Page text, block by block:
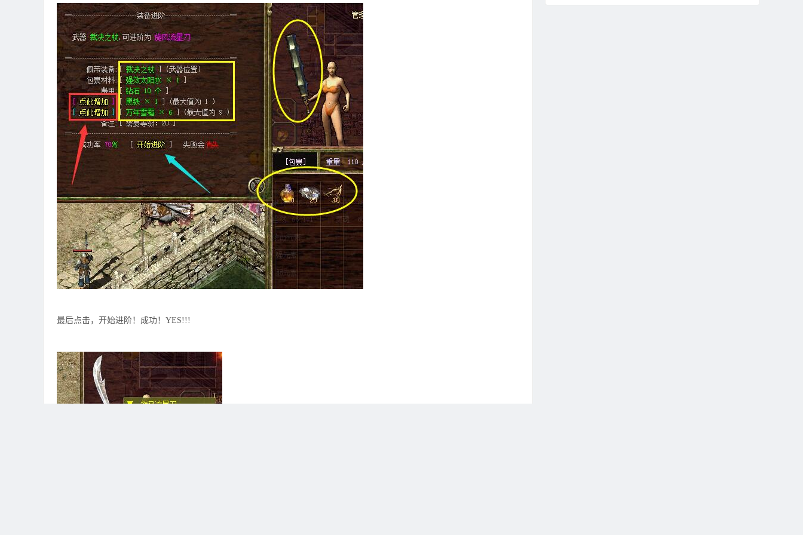
最后点击，开始进阶！成功！YES!!!